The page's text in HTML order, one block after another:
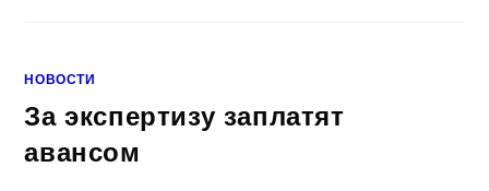
НОВОСТИ
За экспертизу заплатят
авансом